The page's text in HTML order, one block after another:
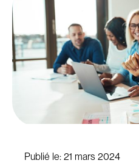
Publié le: 21 mars 2024